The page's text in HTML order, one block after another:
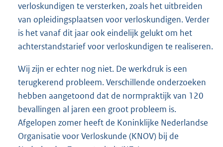
verloskundigen te versterken, zoals het uitbreiden
van opleidingsplaatsen voor verloskundigen. Verder
is het vanaf dit jaar ook eindelijk gelukt om het
achterstandstarief voor verloskundigen te realiseren.
Wij zijn er echter nog niet. De werkdruk is een
terugkerend probleem. Verschillende onderzoeken
hebben aangetoond dat de normpraktijk van 120
bevallingen al jaren een groot probleem is.
Afgelopen zomer heeft de Koninklijke Nederlandse
Organisatie voor Verloskunde (KNOV) bij de